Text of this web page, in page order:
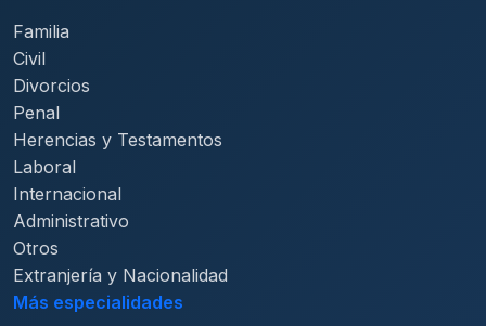
Familia
Civil
Divorcios
Penal
Herencias y Testamentos
Laboral
Internacional
Administrativo
Otros
Extranjería y Nacionalidad
Más especialidades